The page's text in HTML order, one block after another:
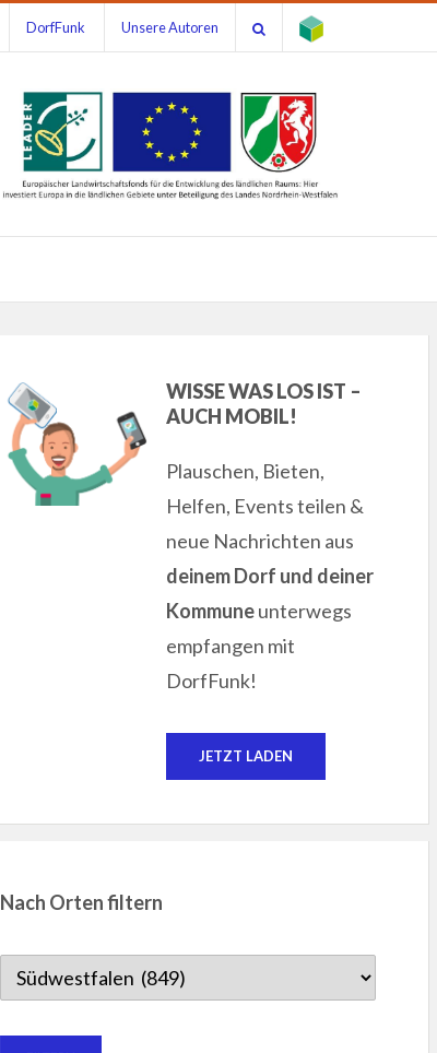
DorfFunk Unsere Autoren
WISSE WAS LOS IST –
AUCH MOBIL!
Plauschen, Bieten,
Helfen, Events teilen &
neue Nachrichten aus
deinem Dorf und deiner
Kommuneunterwegs
empfangen mit
DorfFunk!
JETZT LADEN
Nach Orten filtern